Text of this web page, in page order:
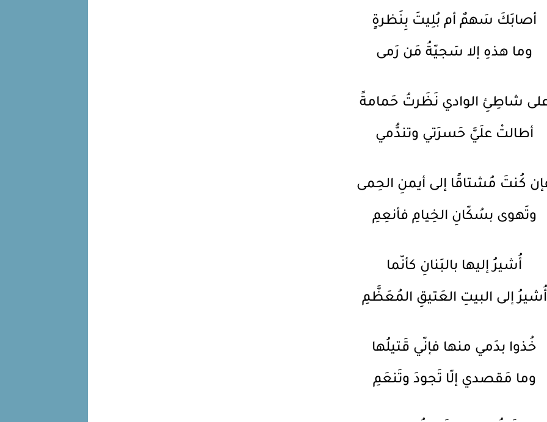
أصابَكَ سَهمٌ أم بُلِيتَ بِنَظرةٍ
وما هذهِ إلا سَجيّةُ مَن رَمى
شاطِئِ الوادي نَظَرتُ حَمامةً
أطالتْ علَيَّ حَسرَتي وتندُّمي
كُنتَ مُشتاقًا إلى أيمنِ الحِمى
وتَهوى بسُكّانِ الخِيامِ فأنعِمِ
أُشيرُ إليها بالبَنانِ كأنّما
أُشيرُ إلى البيتِ العَتيقِ المُعَظَّمِ
خُذوا بدَمي منها فإنّي قَتيلُها
وما مَقصدي إلّا تَجودَ وتَنعَمِ